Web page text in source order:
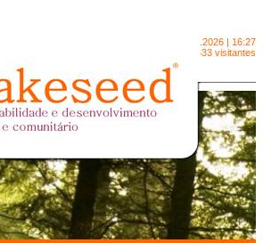
9.8.2026 | 16:27
2091633 visitantes